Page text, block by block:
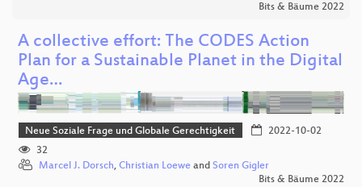
Bits & Bäume 2022
A collective effort: The CODES Action
Plan for a Sustainable Planet in the Digital
Age…
Neue Soziale Frage und Globale Gerechtigkeit
2022-10-02
32
Marcel J. Dorsch, Christian Loewe and Soren Gigler
Bits & Bäume 2022